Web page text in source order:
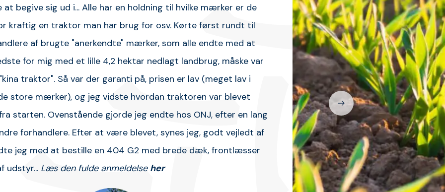
at begive sig ud i... Alle har en holdning til hvilke mærker er de
kraftig en traktor man har brug for osv. Kørte først rundt til
af brugte "anerkendte" mærker, som alle endte med at
for mig med et lille 4,2 hektar nedlagt landbrug, måske var
traktor". Så var der garanti på, prisen er lav (meget lav i
store mærker), og jeg vidste hvordan traktoren var blevet
starten. Ovenstående gjorde jeg endte hos ONJ, efter en lang
forhandlere. Efter at være blevet, synes jeg, godt vejledt af
jeg med at bestille en 404 G2 med brede dæk, frontlæsser
udstyr... Læs den fulde anmeldelse her